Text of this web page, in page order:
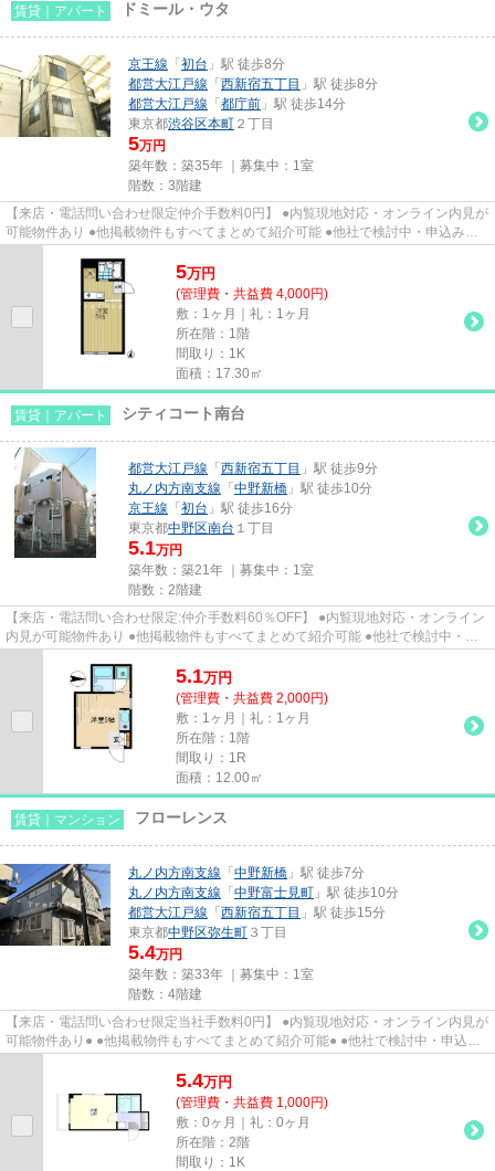
賃貸｜アパート ドミール・ウタ
京王線 「 初台 」駅 徒歩8分
都営大江戸線 「 西新宿五丁目 」駅 徒歩8分
都営大江戸線 「 都庁前 」駅 徒歩14分
東京都渋谷区本町 ２丁目
5万円
築年数：築35年 ｜募集中： 1室
階数：3階建
【来店・電話問い合わせ限定仲介手数料0円】 ●内覧現地対応・オンライン内見が
可能物件あり ●他掲載物件もすべてまとめて紹介可能 ●他社で検討中・申込み済
5万円
(管理費・共益費 4,000円)
敷：1ヶ月｜礼：1ヶ月
所在階：1階
間取り：1K
面積：17.30㎡
賃貸｜アパート シティコート南台
都営大江戸線 「 西新宿五丁目 」駅 徒歩9分
丸ノ内方南支線 「 中野新橋 」駅 徒歩10分
京王線 「 初台 」駅 徒歩16分
東京都中野区南台 １丁目
5.1万円
築年数：築21年 ｜募集中： 1室
階数：2階建
【来店・電話問い合わせ限定:仲介手数料60％OFF】 ●内覧現地対応・オンライン
内見が可能物件あり ●他掲載物件もすべてまとめて紹介可能 ●他社で検討中・申
5.1万円
(管理費・共益費 2,000円)
敷：1ヶ月｜礼：1ヶ月
所在階：1階
間取り：1R
面積：12.00㎡
賃貸｜マンション フローレンス
丸ノ内方南支線 「 中野新橋 」駅 徒歩7分
丸ノ内方南支線 「 中野富士見町 」駅 徒歩10分
都営大江戸線 「 西新宿五丁目 」駅 徒歩15分
東京都中野区弥生町 ３丁目
5.4万円
築年数：築33年 ｜募集中： 1室
階数：4階建
【来店・電話問い合わせ限定当社手数料0円】 ●内覧現地対応・オンライン内見が
可能物件あり● ●他掲載物件もすべてまとめて紹介可能● ●他社で検討中・申込み
5.4万円
(管理費・共益費 1,000円)
敷：0ヶ月｜礼：0ヶ月
所在階：2階
間取り：1K